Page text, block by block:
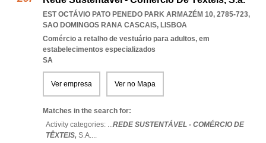
EST OCTÁVIO PATO PENEDO PARK ARMAZÉM 10, 2785-723,
SAO DOMINGOS RANA CASCAIS, LISBOA
Comércio a retalho de vestuário para adultos, em
estabelecimentos especializados
SA
Ver empresa Ver no Mapa
Matches in the search for:
Activity categories: ...REDE SUSTENTÁVEL - COMÉRCIO DE
TÊXTEIS, S.A....